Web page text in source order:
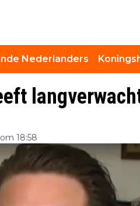
Nederlanders
18:58